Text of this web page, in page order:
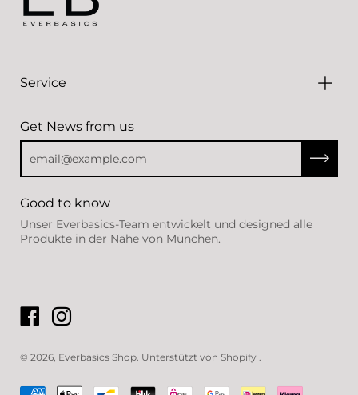
Service
Get News from us
Good to know
Unser Everbasics-Team entwickelt und designed alle
Produkte in der Nähe von München.
© 2026, Everbasics Shop Unterstützt von Shopify